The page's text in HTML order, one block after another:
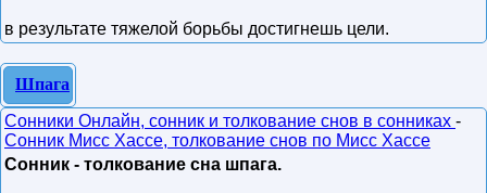
в результате тяжелой борьбы достигнешь цели.
Шпага
Сонники Онлайн, сонник и толкование снов в сонниках -
Сонник Мисс Хассе, толкование снов по Мисс Хассе
Сонник - толкование сна шпага.